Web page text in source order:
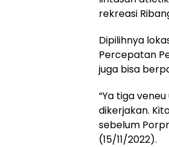
rekreasi
Dipilihnya
Percepatan
juga bisa
“Ya tiga
dikerjakan.
sebelum
(15/11/2022).